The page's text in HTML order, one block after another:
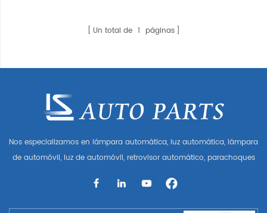
Un total de 1 páginas
Nos especializamos en lámpara automática, luz automática, lámpara
de automóvil, luz de automóvil, retrovisor automático, parachoques
automático, parte del cuerpo automática, etc. y accesorios de